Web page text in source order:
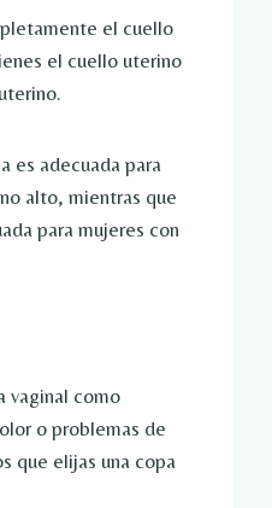
el cuello
el cuello uterino
es adecuada para
alto, mientras que
para mujeres con
vaginal como
o problemas de
que elijas una copa